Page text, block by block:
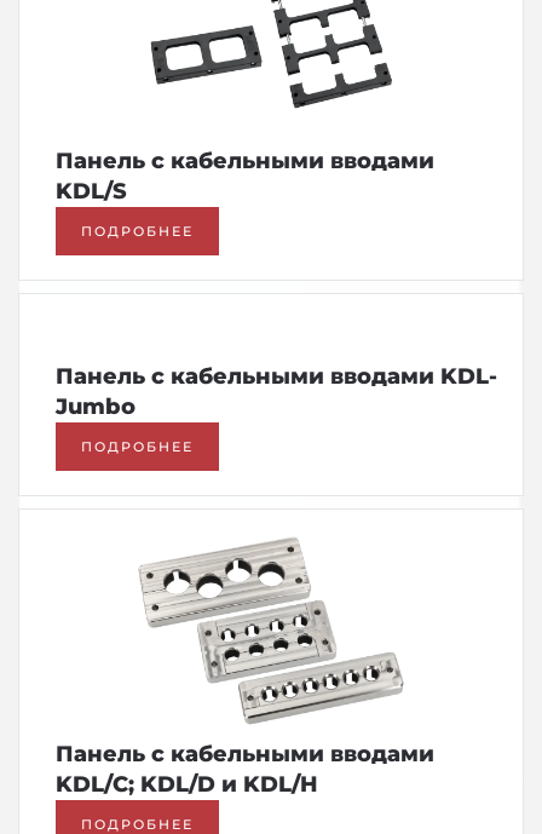
Панель с кабельными вводами
KDL/S
ПОДРОБНЕЕ
Панель с кабельными вводами KDL-
Jumbo
ПОДРОБНЕЕ
Панель с кабельными вводами
KDL/C; KDL/D и KDL/H
ПОДРОБНЕЕ